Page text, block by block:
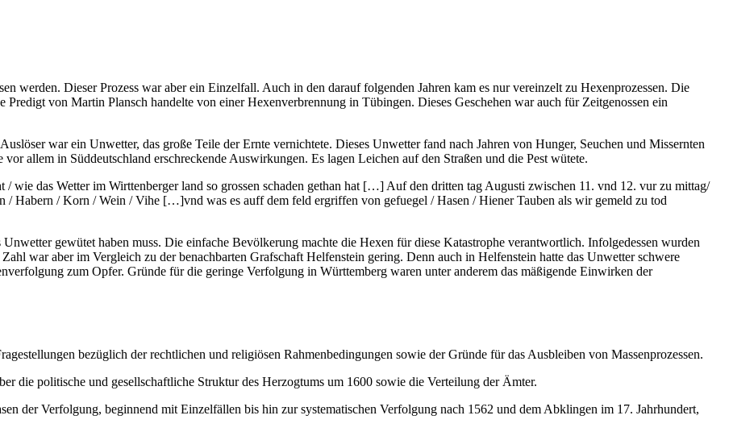
werden. Dieser Prozess war aber ein Einzelfall. Auch in den darauf folgenden Jahren kam es nur vereinzelt zu Hexenprozessen. Die
von Martin Plansch handelte von einer Hexenverbrennung in Tübingen. Dieses Geschehen war auch für Zeitgenossen ein
war ein Unwetter, das große Teile der Ernte vernichtete. Dieses Unwetter fand nach Jahren von Hunger, Seuchen und Missernten
allem in Süddeutschland erschreckende Auswirkungen. Es lagen Leichen auf den Straßen und die Pest wütete.
wie das Wetter im Wirttenberger land so grossen schaden gethan hat […] Auf den dritten tag Augusti zwischen 11. vnd 12. vur zu mittag/
/ Habern / Korn / Wein / Vihe […]vnd was es auff dem feld ergriffen von gefuegel / Hasen / Hiener Tauben als wir gemeld zu tod
gewütet haben muss. Die einfache Bevölkerung machte die Hexen für diese Katastrophe verantwortlich. Infolgedessen wurden
war aber im Vergleich zu der benachbarten Grafschaft Helfenstein gering. Denn auch in Helfenstein hatte das Unwetter schwere
zum Opfer. Gründe für die geringe Verfolgung in Württemberg waren unter anderem das mäßigende Einwirken der
bezüglich der rechtlichen und religiösen Rahmenbedingungen sowie der Gründe für das Ausbleiben von Massenprozessen.
die politische und gesellschaftliche Struktur des Herzogtums um 1600 sowie die Verteilung der Ämter.
der Verfolgung, beginnend mit Einzelfällen bis hin zur systematischen Verfolgung nach 1562 und dem Abklingen im 17. Jahrhundert,